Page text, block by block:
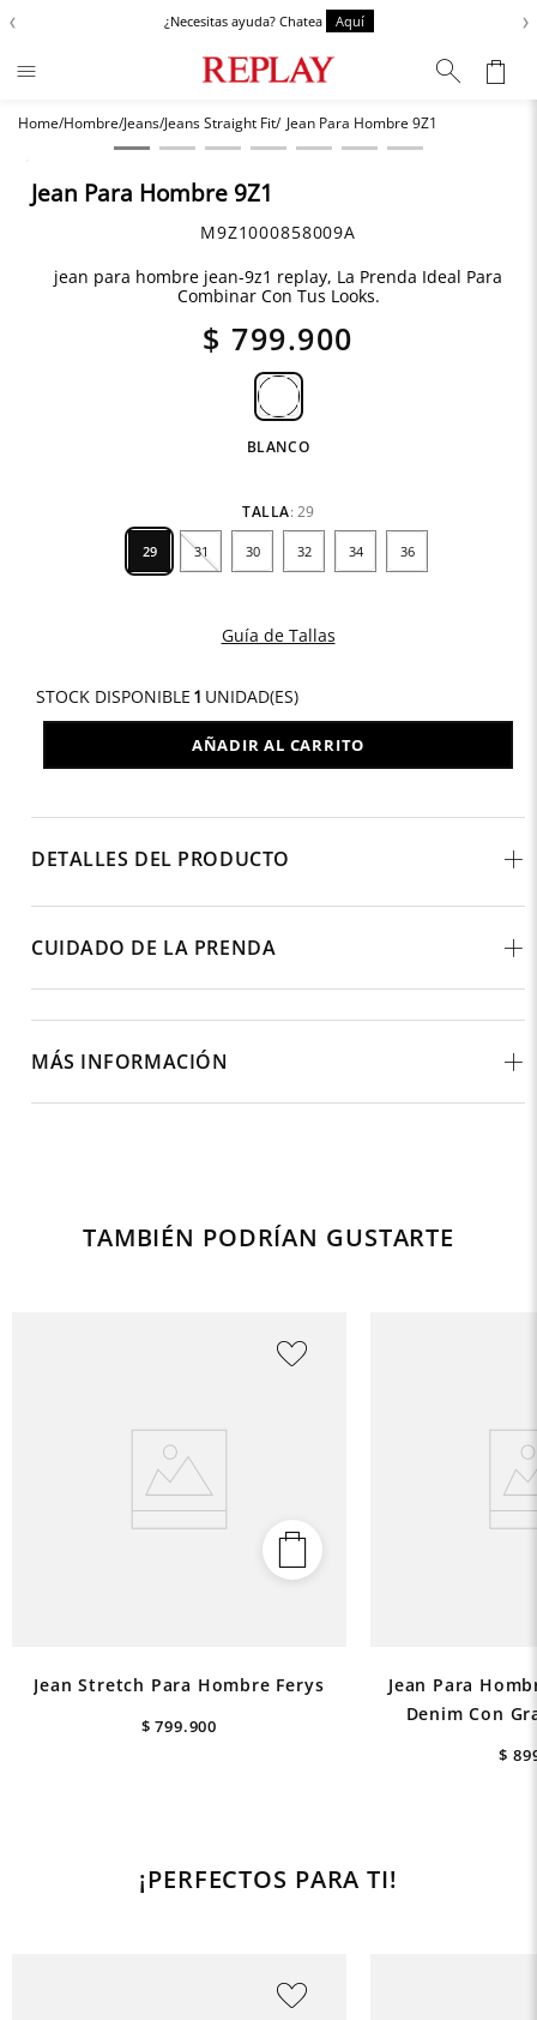
‹ ¿Necesitas ayuda? Chatea Aquí ›
Hombre Jeans Jeans Straight Fit Jean Para Hombre 9Z1
Jean Para Hombre 9Z1
M9Z1000858009A
jean para hombre jean-9z1 replay, La Prenda Ideal Para
Combinar Con Tus Looks.
$ 799.900
BLANCO
TALLA: 29
29 30
31 32 34 36
Guía de Tallas
STOCK DISPONIBLE 1 UNIDAD(ES)
AÑADIR AL CARRITO
DETALLES DEL PRODUCTO
CUIDADO DE LA PRENDA
MÁS INFORMACIÓN
TAMBIÉN PODRÍAN GUSTARTE
Jean Stretch Para Hombre Ferys
$ 799.900
Jean Para
Denim Con
$
¡PERFECTOS PARA TI!
Términos más buscados